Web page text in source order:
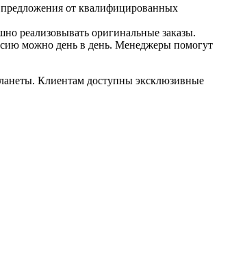
от квалифицированных
реализовывать оригинальные заказы.
можно день в день. Менеджеры помогут
Клиентам доступны эксклюзивные